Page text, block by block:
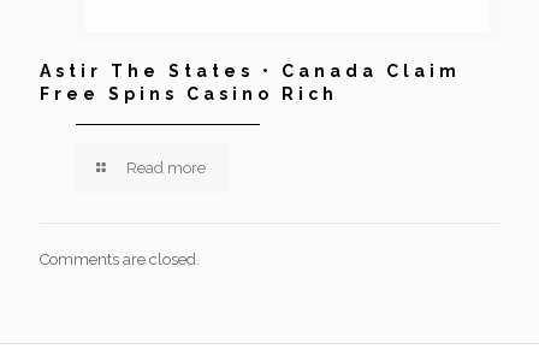
Astir The States • Canada Claim
Free Spins Casino Rich
Read more
Comments are closed.